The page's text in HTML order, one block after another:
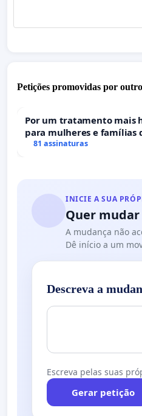
Petições promovidas por
Por um tratamento mais
para mulheres e famílias
uma perda gestacional
81 assinaturas
INICIE A SUA
Quer
A mudança não
Dê início a um
Descreva a
Escreva pelas suas
Gerar petição